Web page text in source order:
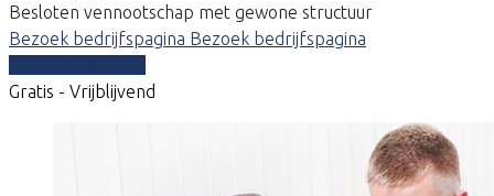
Besloten vennootschap met gewone structuur
Bezoek bedrijfspagina Bezoek bedrijfspagina
Gratis - Vrijblijvend